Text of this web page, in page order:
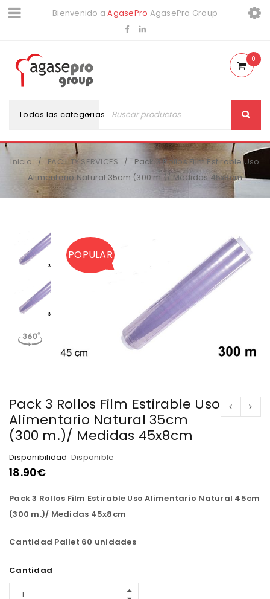
Bienvenido aAgasePro AgasePro Group
Todas las categorias
0
Inicio / FACILITY SERVICES /
Pack 3 Rollos Film Estirable Uso
Alimentario Natural 35cm (300 m.)/ Medidas 45x8cm
POPULAR
Pack 3 Rollos Film Estirable Uso
Alimentario Natural 35cm
(300 m.)/ Medidas 45x8cm
Disponibilidad Disponible
18.90€
Pack 3 Rollos Film Estirable Uso Alimentario Natural 45cm
(300 m.)/ Medidas 45x8cm
Cantidad Pallet 60 unidades
Cantidad